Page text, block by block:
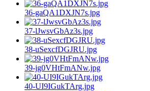
36-gaQA1DXJN7s.jpg
37-lJwsvGbAz3s.jpg
38-uSexcfDGJRU.jpg
39-jg0VHtFmANw.jpg
40-UI9IGukTArg.jpg